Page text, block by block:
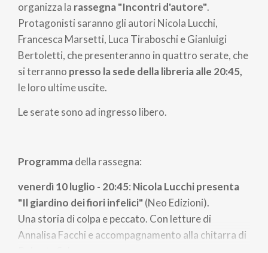
organizza la rassegna "Incontri d'autore".
Protagonisti saranno gli autori Nicola Lucchi,
Francesca Marsetti, Luca Tiraboschi e Gianluigi
Bertoletti, che presenteranno in quattro serate, che
si terranno presso la sede della libreria alle 20:45,
le loro ultime uscite.
Le serate sono ad ingresso libero.
Programmadella rassegna:
venerdì 10 luglio - 20:45: Nicola Lucchi presenta
"Il giardino dei fiori infelici"(Neo Edizioni).
Una storia di colpa e peccato. Con letture di
Annalisa Facchi e accompagnamento alla chitarra di